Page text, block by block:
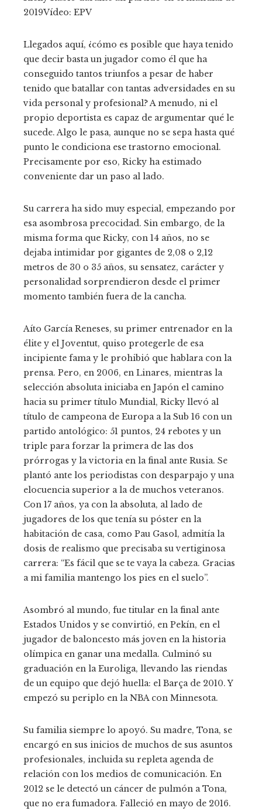
2019Vídeo: EPV
Llegados aquí, ¿cómo es posible que haya tenido
que decir basta un jugador como él que ha
conseguido tantos triunfos a pesar de haber
tenido que batallar con tantas adversidades en su
vida personal y profesional? A menudo, ni el
propio deportista es capaz de argumentar qué le
sucede. Algo le pasa, aunque no se sepa hasta qué
punto le condiciona ese trastorno emocional.
Precisamente por eso, Ricky ha estimado
conveniente dar un paso al lado.
Su carrera ha sido muy especial, empezando por
esa asombrosa precocidad. Sin embargo, de la
misma forma que Ricky, con 14 años, no se
dejaba intimidar por gigantes de 2,08 o 2,12
metros de 30 o 35 años, su sensatez, carácter y
personalidad sorprendieron desde el primer
momento también fuera de la cancha.
Aíto García Reneses, su primer entrenador en la
élite y el Joventut, quiso protegerle de esa
incipiente fama y le prohibió que hablara con la
prensa. Pero, en 2006, en Linares, mientras la
selección absoluta iniciaba en Japón el camino
hacia su primer título Mundial, Ricky llevó al
título de campeona de Europa a la Sub 16 con un
partido antológico: 51 puntos, 24 rebotes y un
triple para forzar la primera de las dos
prórrogas y la victoria en la final ante Rusia. Se
plantó ante los periodistas con desparpajo y una
elocuencia superior a la de muchos veteranos.
Con 17 años, ya con la absoluta, al lado de
jugadores de los que tenía su póster en la
habitación de casa, como Pau Gasol, admitía la
dosis de realismo que precisaba su vertiginosa
carrera: “Es fácil que se te vaya la cabeza. Gracias
a mi familia mantengo los pies en el suelo”.
Asombró al mundo, fue titular en la final ante
Estados Unidos y se convirtió, en Pekín, en el
jugador de baloncesto más joven en la historia
olímpica en ganar una medalla. Culminó su
graduación en la Euroliga, llevando las riendas
de un equipo que dejó huella: el Barça de 2010. Y
empezó su periplo en la NBA con Minnesota.
Su familia siempre lo apoyó. Su madre, Tona, se
encargó en sus inicios de muchos de sus asuntos
profesionales, incluida su repleta agenda de
relación con los medios de comunicación. En
2012 se le detectó un cáncer de pulmón a Tona,
que no era fumadora. Falleció en mayo de 2016.